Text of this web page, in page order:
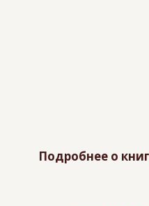
Подробнее о